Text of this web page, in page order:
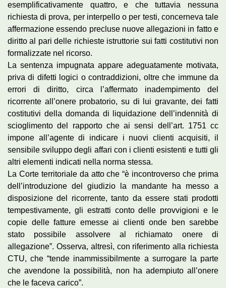
esemplificativamente quattro, e che tuttavia nessuna
richiesta di prova, per interpello o per testi, concerneva tale
affermazione essendo precluse nuove allegazioni in fatto e
diritto al pari delle richieste istruttorie sui fatti costitutivi non
formalizzate nel ricorso.
La sentenza impugnata appare adeguatamente motivata,
priva di difetti logici o contraddizioni, oltre che immune da
errori di diritto, circa l’affermato inadempimento del
ricorrente all’onere probatorio, su di lui gravante, dei fatti
costitutivi della domanda di liquidazione dell’indennità di
scioglimento del rapporto che ai sensi dell’art. 1751 cc
impone all’agente di indicare i nuovi clienti acquisiti, il
sensibile sviluppo degli affari con i clienti esistenti e tutti gli
altri elementi indicati nella norma stessa.
La Corte territoriale da atto che “è incontroverso che prima
dell’introduzione del giudizio la mandante ha messo a
disposizione del ricorrente, tanto da essere stati prodotti
tempestivamente, gli estratti conto delle provvigioni e le
copie delle fatture emesse ai clienti onde ben sarebbe
stato possibile assolvere al richiamato onere di
allegazione”. Osserva, altresì, con riferimento alla richiesta
CTU, che “tende inammissibilmente a surrogare la parte
che avendone la possibilità, non ha adempiuto all’onere
che le faceva carico”.